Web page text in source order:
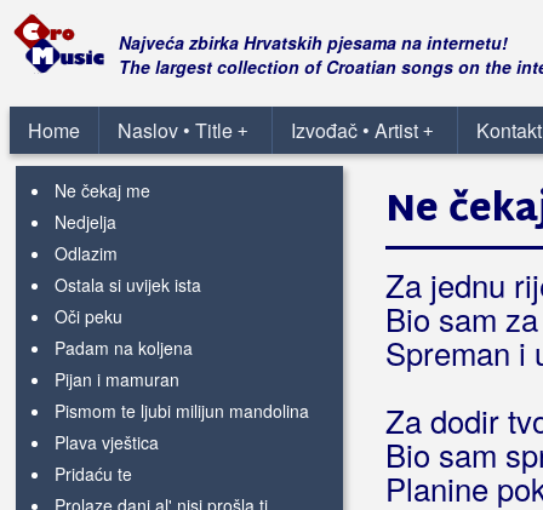
Najveća zbirka Hrvatskih pjesama na internetu!
The largest collection of Croatian songs on the
Home +
Naslov • Title +
Izvođač • Artist
Moja ljubav ti si
Moja prva ljubav
Ne volim jesen
Ne zovi mama doktora
Ne čekaj me
Nedjelja
Odlazim
Ostala si uvijek ista
Oči peku
Padam na koljena
Pijan i mamuran
Pismom te ljubi milijun mandolina
Plava vještica
Pridaću te
Prolaze dani al' nisi prošla ti
Ne
Za jednu
Bio sam
Spreman i
Za dodir
Bio sam
Planine